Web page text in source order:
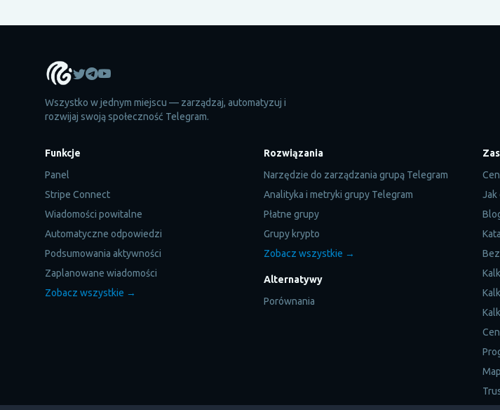
Wszystko w jednym miejscu — zarządzaj, automatyzuj i
rozwijaj swoją społeczność Telegram.
Funkcje
Panel
Stripe Connect
Wiadomości powitalne
Automatyczne odpowiedzi
Podsumowania aktywności
Zaplanowane wiadomości
Zobacz wszystkie →
Rozwiązania
Narzędzie do zarządzania grupą Telegram
Analityka i metryki grupy Telegram
Płatne grupy
Grupy krypto
Zobacz wszystkie →
Alternatywy
Porównania
Jak